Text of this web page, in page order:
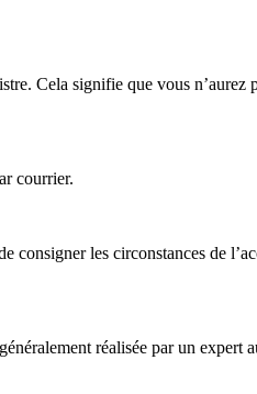
Cela signifie que vous n’aurez
courrier.
consigner les circonstances de
réalisée par un expert